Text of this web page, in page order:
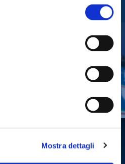
Mostra dettagli